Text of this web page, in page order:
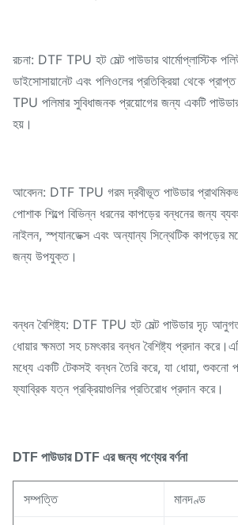
রচনা: DTF TPU হট মেল্ট পাউডার থার্মোপ্লাস্টিক
ডাইসোসায়ানেট এবং পলিওলের প্রতিক্রিয়া থেকে
TPU পলিমার সুবিধাজনক প্রয়োগের জন্য একটি
হয়।
আবেদন: DTF TPU গরম দ্রবীভূত পাউডার
পোশাক শিল্পে বিভিন্ন ধরনের কাপড়ের বন্ধনের জন্য
নাইলন, স্প্যানডেক্স এবং অন্যান্য সিন্থেটিক কাপড়ের
জন্য উপযুক্ত।
বন্ধন বৈশিষ্ট্য: DTF TPU হট মেল্ট পাউডার দৃঢ়
ধোয়ার ক্ষমতা সহ চমৎকার বন্ধন বৈশিষ্ট্য প্রদান
মধ্যে একটি টেকসই বন্ধন তৈরি করে, যা ধোয়া, শুকনো
ফ্যাব্রিক যত্ন প্রক্রিয়াগুলির প্রতিরোধ প্রদান করে।
DTF পাউডার DTF এর জন্য পণ্যের বর্ণনা
সম্পত্তি মানদণ্ড